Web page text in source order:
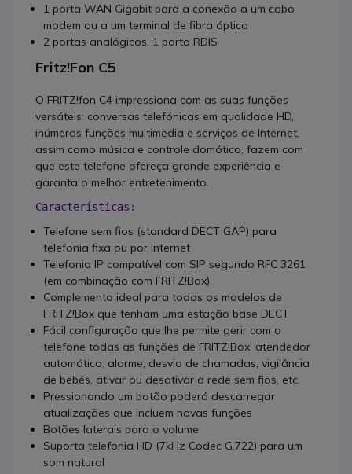
1 porta WAN Gigabit para a conexão a um cabo
modem ou a um terminal de fibra óptica
2 portas analógicos, 1 porta RDIS
Fritz!Fon C5
O FRITZ!fon C4 impressiona com as suas funções
versáteis: conversas telefónicas em qualidade HD,
inúmeras funções multimedia e serviços de Internet,
assim como música e controle domótico, fazem com
que este telefone ofereça grande experiência e
garanta o melhor entretenimento.
Características:
Telefone sem fios (standard DECT GAP) para
telefonia fixa ou por Internet
Telefonia IP compatível com SIP segundo RFC 3261
(em combinação com FRITZ!Box)
Complemento ideal para todos os modelos de
FRITZ!Box que tenham uma estação base DECT
Fácil configuração que lhe permite gerir com o
telefone todas as funções de FRITZ!Box: atendedor
automático, alarme, desvio de chamadas, vigilância
de bebés, ativar ou desativar a rede sem fios, etc.
Pressionando um botão poderá descarregar
atualizações que incluem novas funções
Botões laterais para o volume
Suporta telefonia HD (7kHz Codec G.722) para um
som natural